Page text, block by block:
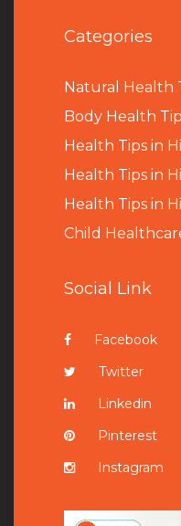
Categories
Natural Health
Body Health
Health Tips in
Health Tips in
Health Tips in
Child
Social Link
Facebook
Twitter
Linkedin
Pinterest
Instagram